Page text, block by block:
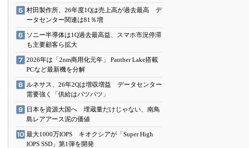
村田製作所、26年度1Qは売上高が過去最高 デ
ータセンター関連は81％増
ソニー半導体は1Q過去最高益、スマホ市況停滞
も主要顧客ら拡大
2026年は「2nm商用化元年」 Panther Lake搭載
PCなど最新機を分解
ルネサス、26年2Qは増収増益 データセンター
需要強く「供給はパツパツ」
日本を資源大国へ 埋蔵量だけじゃない、南鳥
島レアアース泥の価値
最大1000万IOPS キオクシアが「Super High
IOPS SSD」第1弾を開発